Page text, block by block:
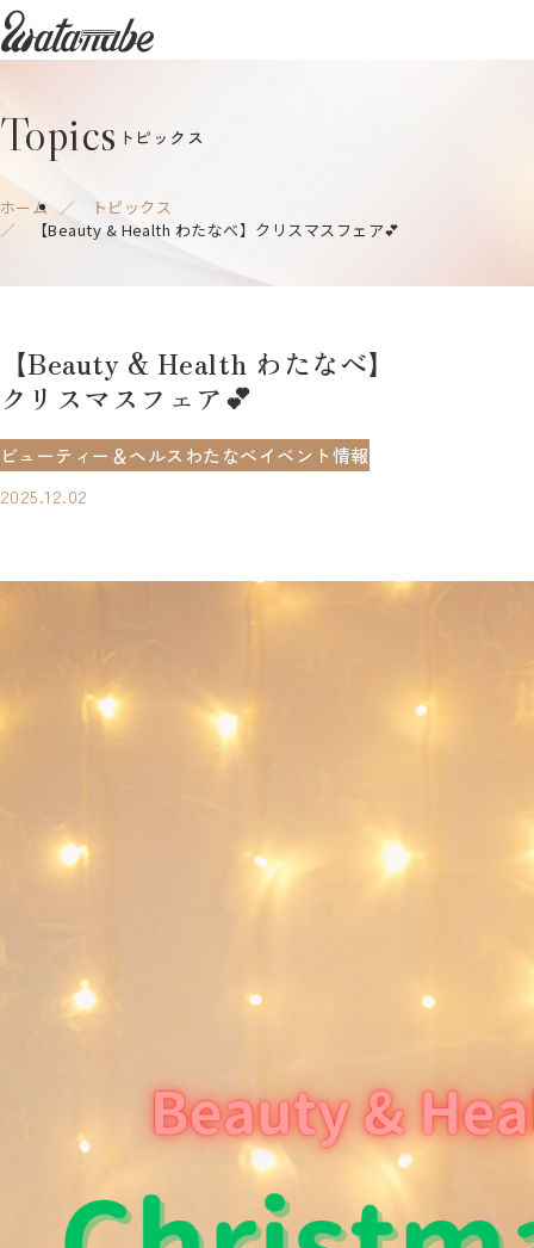
watanabe
Topics トピックス
ホーム
トピックス
【Beauty & Health わたなべ】クリスマスフェア💕
【Beauty & Health わた​なべ】
クリスマスフェア💕
ビューティー＆ヘルスわたなべイベント情報
2025.12.02